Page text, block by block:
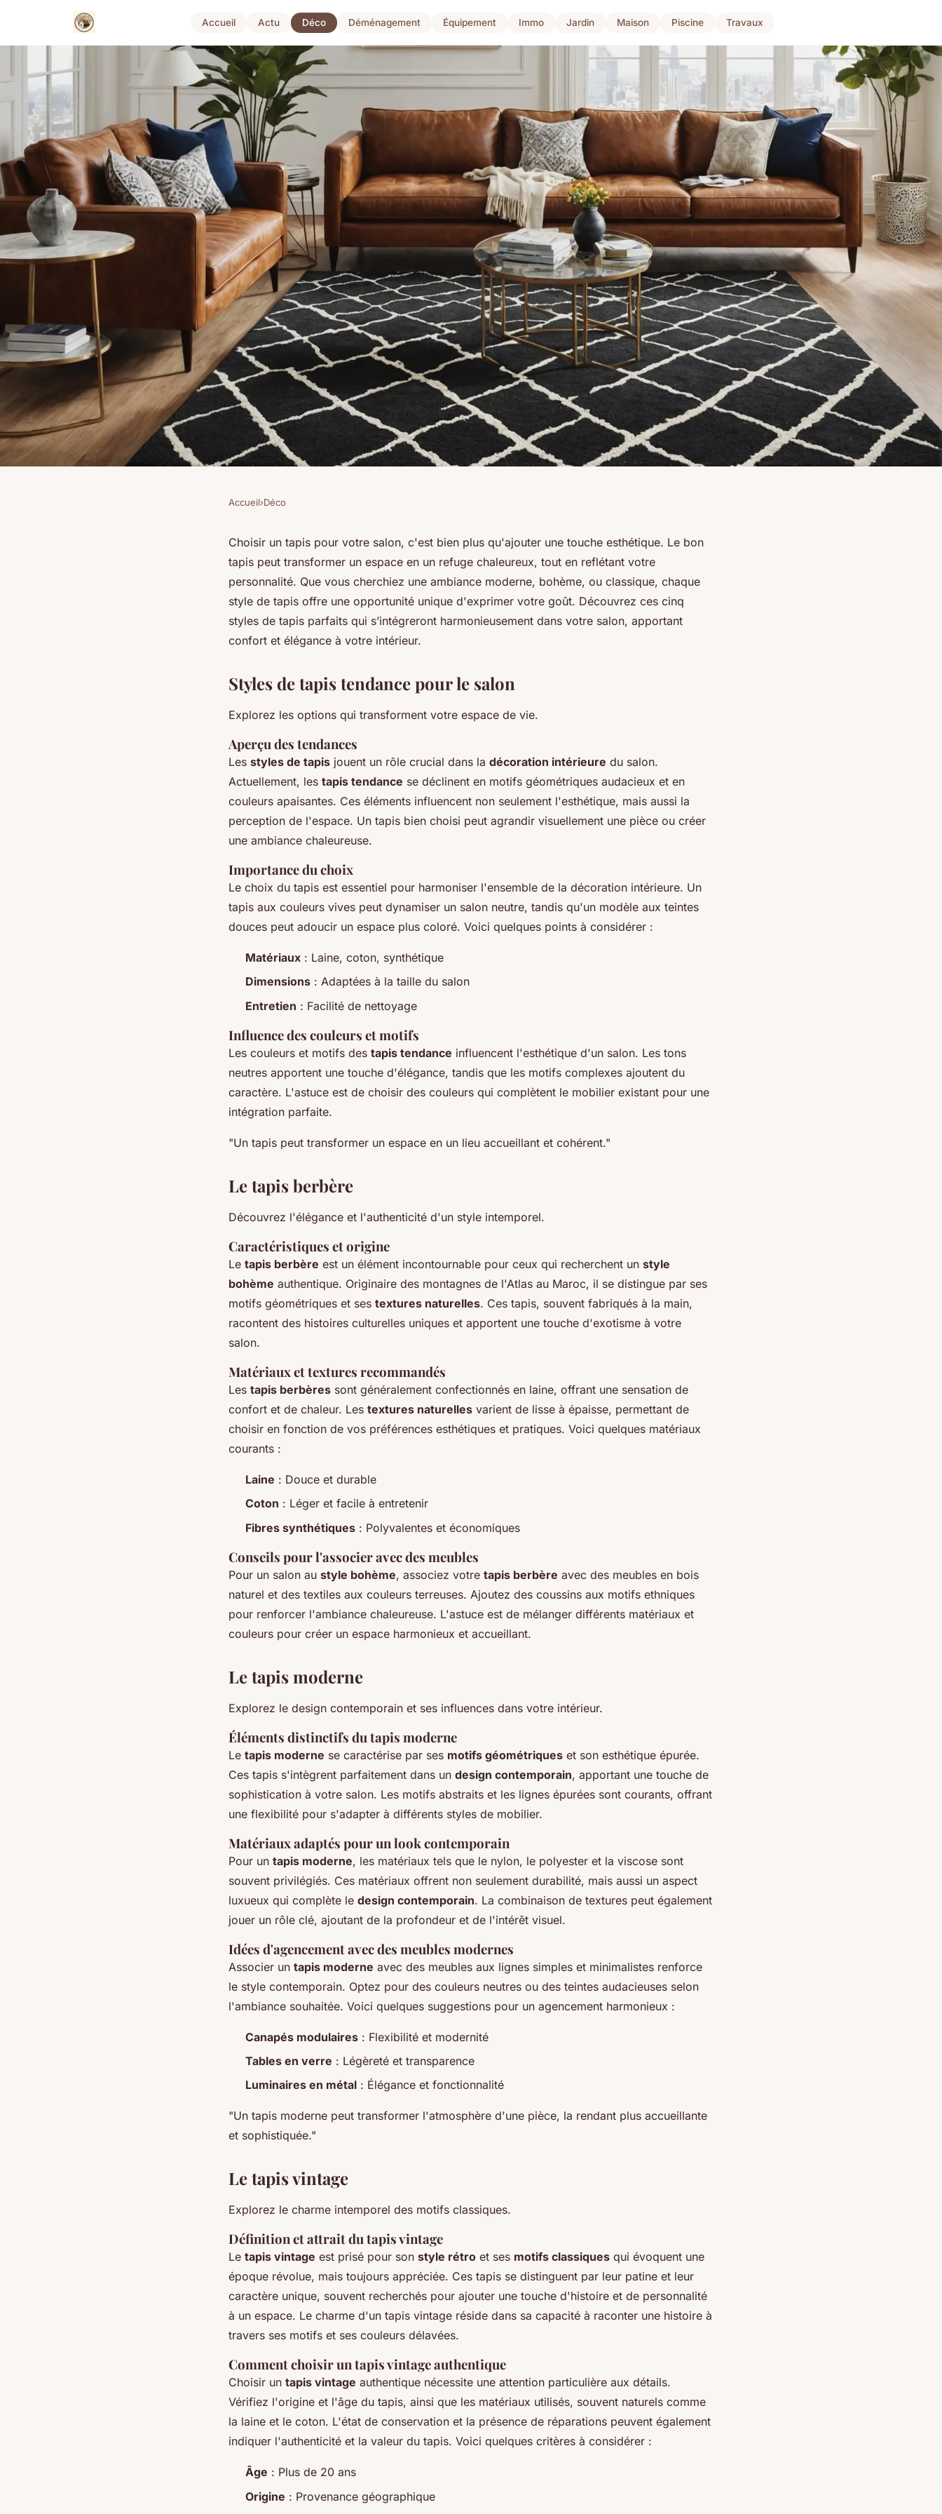
Accueil Actu Déco Déménagement Équipement Immo Jardin Maison Piscine Travaux
5 styles de tapis parfaits pour votre
9 min de lecture
Accueil›Déco
Choisir un tapis pour votre salon, c'est bien plus qu'ajouter une touche esthétique. Le bon
tapis peut transformer un espace en un refuge chaleureux, tout en reflétant votre
personnalité. Que vous cherchiez une ambiance moderne, bohème, ou classique, chaque
style de tapis offre une opportunité unique d'exprimer votre goût. Découvrez ces cinq
styles de tapis parfaits qui s’intégreront harmonieusement dans votre salon, apportant
confort et élégance à votre intérieur.
Styles de tapis tendance pour le salon
Explorez les options qui transforment votre espace de vie.
Aperçu des tendances
Les styles de tapis jouent un rôle crucial dans la décoration intérieure du salon.
Actuellement, les tapis tendance se déclinent en motifs géométriques audacieux et en
couleurs apaisantes. Ces éléments influencent non seulement l'esthétique, mais aussi la
perception de l'espace. Un tapis bien choisi peut agrandir visuellement une pièce ou créer
une ambiance chaleureuse.
Importance du choix
Le choix du tapis est essentiel pour harmoniser l'ensemble de la décoration intérieure. Un
tapis aux couleurs vives peut dynamiser un salon neutre, tandis qu'un modèle aux teintes
douces peut adoucir un espace plus coloré. Voici quelques points à considérer :
Matériaux : Laine, coton, synthétique
Dimensions : Adaptées à la taille du salon
Entretien : Facilité de nettoyage
Influence des couleurs et motifs
Les couleurs et motifs des tapis tendance influencent l'esthétique d'un salon. Les tons
neutres apportent une touche d'élégance, tandis que les motifs complexes ajoutent du
caractère. L'astuce est de choisir des couleurs qui complètent le mobilier existant pour une
intégration parfaite.
"Un tapis peut transformer un espace en un lieu accueillant et cohérent."
Le tapis berbère
Découvrez l'élégance et l'authenticité d'un style intemporel.
Caractéristiques et origine
Le tapis berbère est un élément incontournable pour ceux qui recherchent un style
bohème authentique. Originaire des montagnes de l'Atlas au Maroc, il se distingue par ses
motifs géométriques et ses textures naturelles. Ces tapis, souvent fabriqués à la main,
racontent des histoires culturelles uniques et apportent une touche d'exotisme à votre
salon.
Matériaux et textures recommandés
Les tapis berbères sont généralement confectionnés en laine, offrant une sensation de
confort et de chaleur. Les textures naturelles varient de lisse à épaisse, permettant de
choisir en fonction de vos préférences esthétiques et pratiques. Voici quelques matériaux
courants :
Laine : Douce et durable
Coton : Léger et facile à entretenir
Fibres synthétiques : Polyvalentes et économiques
Conseils pour l'associer avec des meubles
Pour un salon au style bohème, associez votre tapis berbère avec des meubles en bois
naturel et des textiles aux couleurs terreuses. Ajoutez des coussins aux motifs ethniques
pour renforcer l'ambiance chaleureuse. L'astuce est de mélanger différents matériaux et
couleurs pour créer un espace harmonieux et accueillant.
Le tapis moderne
Explorez le design contemporain et ses influences dans votre intérieur.
Éléments distinctifs du tapis moderne
Le tapis moderne se caractérise par ses motifs géométriques et son esthétique épurée.
Ces tapis s'intègrent parfaitement dans un design contemporain, apportant une touche de
sophistication à votre salon. Les motifs abstraits et les lignes épurées sont courants, offrant
une flexibilité pour s'adapter à différents styles de mobilier.
Matériaux adaptés pour un look contemporain
Pour un tapis moderne, les matériaux tels que le nylon, le polyester et la viscose sont
souvent privilégiés. Ces matériaux offrent non seulement durabilité, mais aussi un aspect
luxueux qui complète le design contemporain. La combinaison de textures peut également
jouer un rôle clé, ajoutant de la profondeur et de l'intérêt visuel.
Idées d'agencement avec des meubles modernes
Associer un tapis moderne avec des meubles aux lignes simples et minimalistes renforce
le style contemporain. Optez pour des couleurs neutres ou des teintes audacieuses selon
l'ambiance souhaitée. Voici quelques suggestions pour un agencement harmonieux :
Canapés modulaires : Flexibilité et modernité
Tables en verre : Légèreté et transparence
Luminaires en métal : Élégance et fonctionnalité
"Un tapis moderne peut transformer l'atmosphère d'une pièce, la rendant plus accueillante
et sophistiquée."
Le tapis vintage
Explorez le charme intemporel des motifs classiques.
Définition et attrait du tapis vintage
Le tapis vintage est prisé pour son style rétro et ses motifs classiques qui évoquent une
époque révolue, mais toujours appréciée. Ces tapis se distinguent par leur patine et leur
caractère unique, souvent recherchés pour ajouter une touche d'histoire et de personnalité
à un espace. Le charme d'un tapis vintage réside dans sa capacité à raconter une histoire à
travers ses motifs et ses couleurs délavées.
Comment choisir un tapis vintage authentique
Choisir un tapis vintage authentique nécessite une attention particulière aux détails.
Vérifiez l'origine et l'âge du tapis, ainsi que les matériaux utilisés, souvent naturels comme
la laine et le coton. L'état de conservation et la présence de réparations peuvent également
indiquer l'authenticité et la valeur du tapis. Voici quelques critères à considérer :
Âge : Plus de 20 ans
Origine : Provenance géographique